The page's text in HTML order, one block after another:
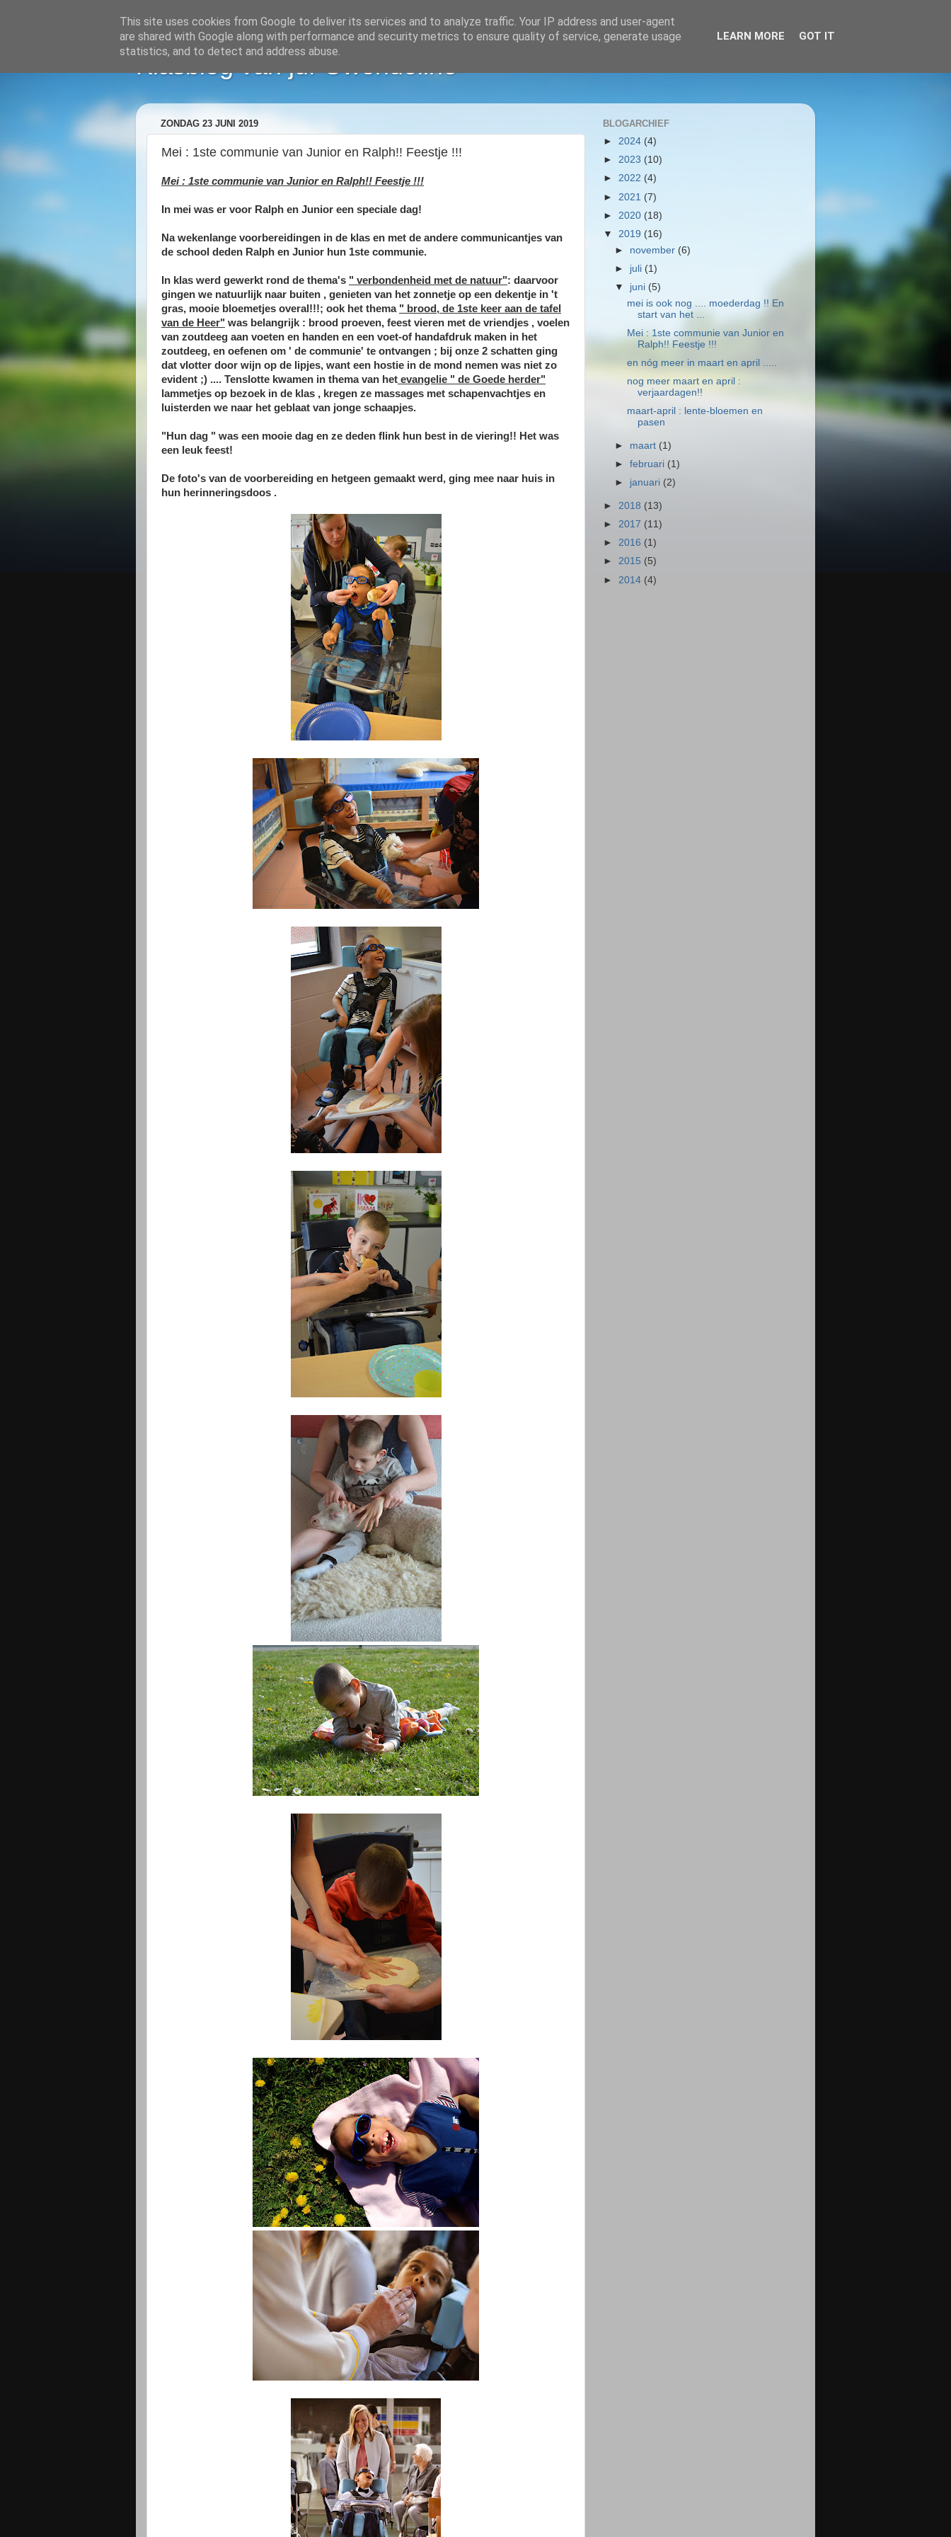
Klasblog van juf Gwendoline
ZONDAG 23 JUNI 2019
Mei : 1ste communie van Junior en Ralph!! Feestje !!!
Mei : 1ste communie van Junior en Ralph!! Feestje !!!
In mei was er voor Ralph en Junior een speciale dag!
Na wekenlange voorbereidingen in de klas en met de andere communicantjes van
de school deden Ralph en Junior hun 1ste communie.
In klas werd gewerkt rond de thema's " verbondenheid met de natuur": daarvoor
gingen we natuurlijk naar buiten , genieten van het zonnetje op een dekentje in 't
gras, mooie bloemetjes overal!!!; ook het thema " brood, de 1ste keer aan de tafel
van de Heer" was belangrijk : brood proeven, feest vieren met de vriendjes , voelen
van zoutdeeg aan voeten en handen en een voet-of handafdruk maken in het
zoutdeeg, en oefenen om ' de communie' te ontvangen ; bij onze 2 schatten ging
dat vlotter door wijn op de lipjes, want een hostie in de mond nemen was niet zo
evident ;) .... Tenslotte kwamen in thema van het evangelie " de Goede herder"
lammetjes op bezoek in de klas , kregen ze massages met schapenvachtjes en
luisterden we naar het geblaat van jonge schaapjes.
"Hun dag " was een mooie dag en ze deden flink hun best in de viering!! Het was
een leuk feest!
De foto's van de voorbereiding en hetgeen gemaakt werd, ging mee naar huis in
hun herinneringsdoos .
BLOGARCHIEF
► 2024 (4)
► 2023 (10)
► 2022 (4)
► 2021 (7)
► 2020 (18)
▼ 2019 (16)
► november (6)
► juli (1)
▼ juni (5)
mei is ook nog .... moederdag !! En
start van het ...
Mei : 1ste communie van Junior en
Ralph!! Feestje !!!
en nóg meer in maart en april .....
nog meer maart en april :
verjaardagen!!
maart-april : lente-bloemen en
pasen
► maart (1)
►februari (1)
► januari (2)
► 2018 (13)
► 2017 (11)
► 2016 (1)
► 2015 (5)
► 2014 (4)
This site uses cookies from Google to deliver its services and to analyze traffic. Your IP address and user-agent
are shared with Google along with performance and security metrics to ensure quality of service, generate usage
statistics, and to detect and address abuse.
LEARN MORE GOT IT